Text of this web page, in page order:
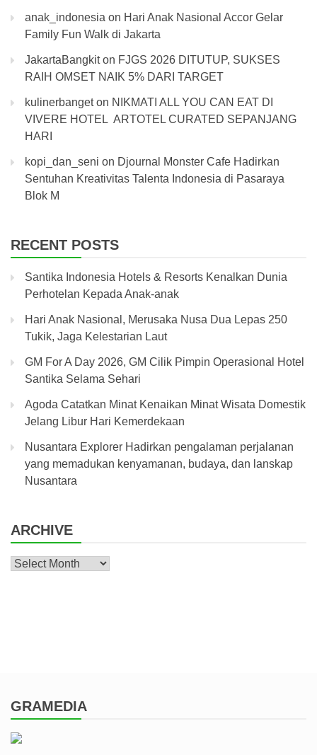
anak_indonesia on Hari Anak Nasional Accor Gelar
Family Fun Walk di Jakarta
JakartaBangkiton FJGS 2026 DITUTUP, SUKSES
RAIH OMSET NAIK 5% DARI TARGET
kulinerbangeton NIKMATI ALL YOU CAN EAT DI
VIVERE HOTEL ARTOTEL CURATED SEPANJANG
HARI
kopi_dan_seni on Djournal Monster Cafe Hadirkan
Sentuhan Kreativitas Talenta Indonesia di Pasaraya
Blok M
RECENT POSTS
Santika Indonesia Hotels & Resorts Kenalkan Dunia
Perhotelan Kepada Anak-anak
Hari Anak Nasional, Merusaka Nusa Dua Lepas 250
Tukik, Jaga Kelestarian Laut
GM For A Day 2026, GM Cilik Pimpin Operasional Hotel
Santika Selama Sehari
Agoda Catatkan Minat Kenaikan Minat Wisata Domestik
Jelang Libur Hari Kemerdekaan
Nusantara Explorer Hadirkan pengalaman perjalanan
yang memadukan kenyamanan, budaya, dan lanskap
Nusantara
ARCHIVE
Archive
GRAMEDIA